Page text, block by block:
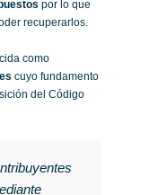
por lo que
recuperarlos.
como
cuyo fundamento
del Código